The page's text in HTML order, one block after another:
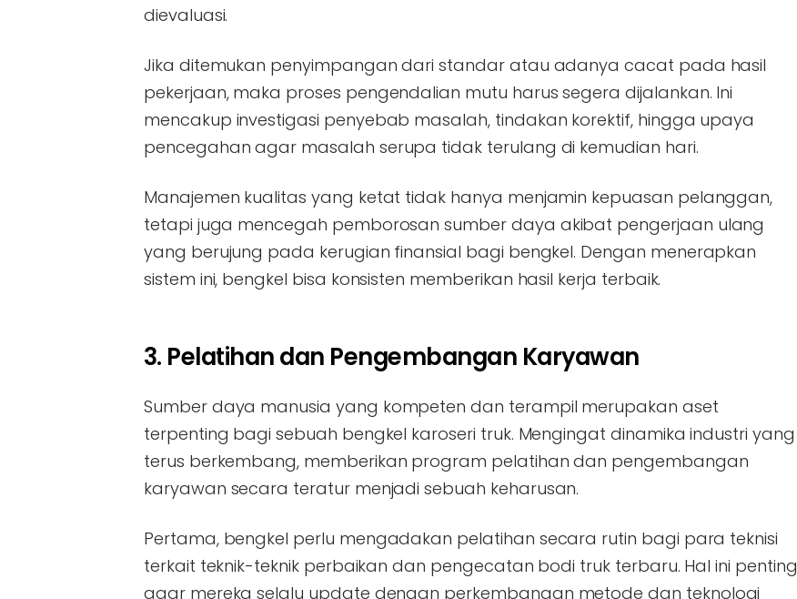
dievaluasi.
Jika ditemukan penyimpangan dari standar atau adanya cacat pada hasil
pekerjaan, maka proses pengendalian mutu harus segera dijalankan. Ini
mencakup investigasi penyebab masalah, tindakan korektif, hingga upaya
pencegahan agar masalah serupa tidak terulang di kemudian hari.
Manajemen kualitas yang ketat tidak hanya menjamin kepuasan pelanggan,
tetapi juga mencegah pemborosan sumber daya akibat pengerjaan ulang
yang berujung pada kerugian finansial bagi bengkel. Dengan menerapkan
sistem ini, bengkel bisa konsisten memberikan hasil kerja terbaik.
3. Pelatihan dan Pengembangan Karyawan
Sumber daya manusia yang kompeten dan terampil merupakan aset
terpenting bagi sebuah bengkel karoseri truk. Mengingat dinamika industri yang
terus berkembang, memberikan program pelatihan dan pengembangan
karyawan secara teratur menjadi sebuah keharusan.
Pertama, bengkel perlu mengadakan pelatihan secara rutin bagi para teknisi
terkait teknik-teknik perbaikan dan pengecatan bodi truk terbaru. Hal ini penting
agar mereka selalu update dengan perkembangan metode dan teknologi